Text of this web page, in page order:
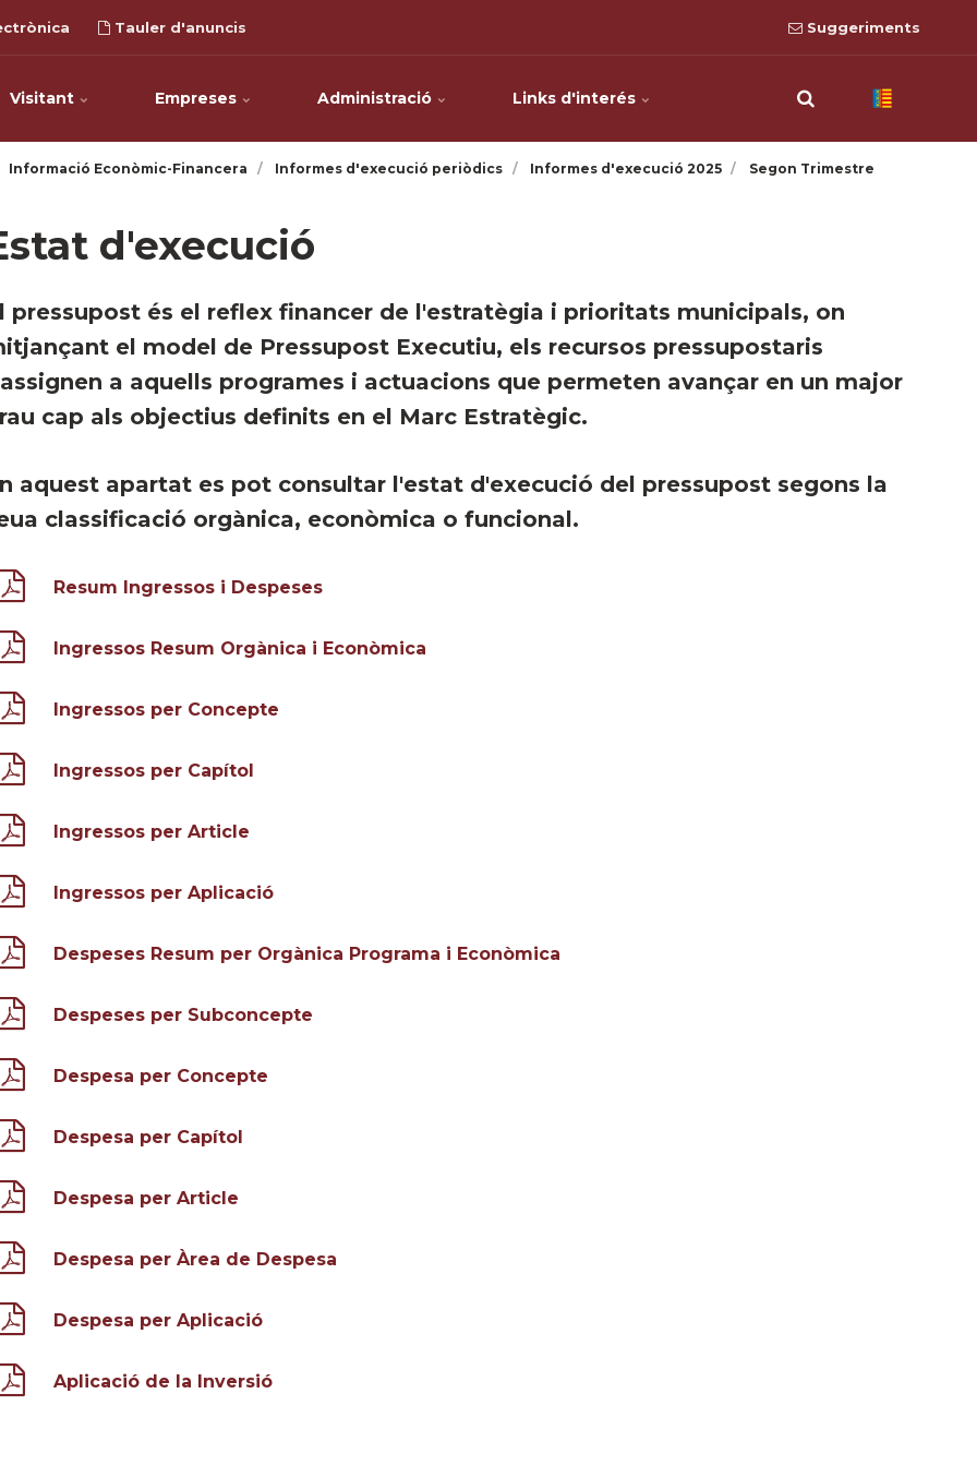
Tauler d'anuncis Suggeriments
Visitant Empreses Administració Links d'interés
Informació Econòmic-Financera Informes d'execució periòdics Informes d'execució 2025 Segon Trimestre
d'execució
pressupost és el reflex financer de l'estratègia i prioritats municipals, on
el model de Pressupost Executiu, els recursos pressupostaris
a aquells programes i actuacions que permeten avançar en un major
cap als objectius definits en el Marc Estratègic.
aquest apartat es pot consultar l'estat d'execució del pressupost segons la
classificació orgànica, econòmica o funcional.
Resum Ingressos i Despeses
Ingressos Resum Orgànica i Econòmica
Ingressos per Concepte
Ingressos per Capítol
Ingressos per Article
Ingressos per Aplicació
Despeses Resum per Orgànica Programa i Econòmica
Despeses per Subconcepte
Despesa per Concepte
Despesa per Capítol
Despesa per Article
Despesa per Àrea de Despesa
Despesa per Aplicació
Aplicació de la Inversió